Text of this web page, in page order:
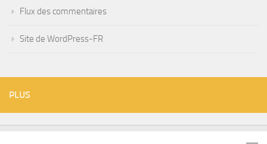
Flux des commentaires
Site de WordPress-FR
PLUS